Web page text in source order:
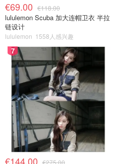
€69.00 €118.00
lululemon Scuba 加大连帽卫衣 半拉
链设计
lululemon 1558人感兴趣
7
€144.00 €275.00